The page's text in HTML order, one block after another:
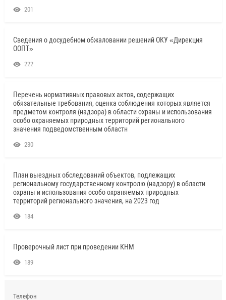
201
Сведения о досудебном обжаловании решений ОКУ «Дирекция
ООПТ»
222
Перечень нормативных правовых актов, содержащих
обязательные требования, оценка соблюдения которых является
предметом контроля (надзора) в области охраны и использования
особо охраняемых природных территорий регионального
значения подведомственным областн
230
План выездных обследований объектов, подлежащих
региональному государственному контролю (надзору) в области
охраны и использования особо охраняемых природных
территорий регионального значения, на 2023 год
184
Проверочный лист при проведении КНМ
189
Телефон